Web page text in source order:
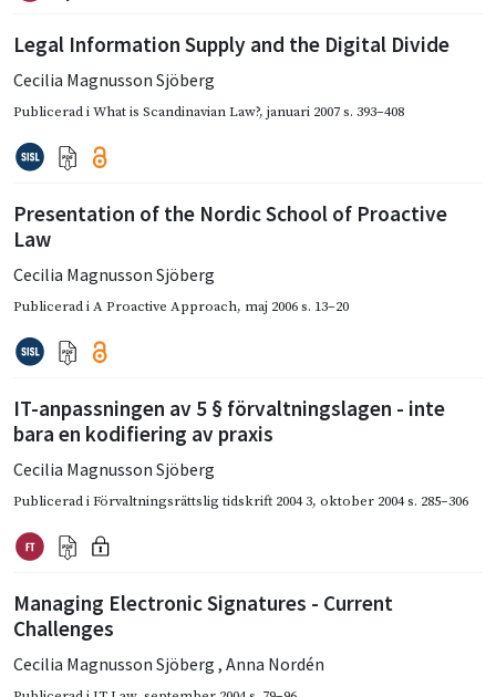
Legal Information Supply and the Digital Divide
Cecilia Magnusson Sjöberg
Publicerad iWhat is Scandinavian Law?, januari 2007s. 393–408
Presentation of the Nordic School of Proactive
Law
Cecilia Magnusson Sjöberg
Publicerad iA Proactive Approach, maj 2006s. 13–20
IT-anpassningen av 5 § förvaltningslagen - inte
bara en kodifiering av praxis
Cecilia Magnusson Sjöberg
Publicerad iFörvaltningsrättslig tidskrift 2004 3, oktober 2004s. 285–306
Managing Electronic Signatures - Current
Challenges
Cecilia Magnusson Sjöberg , Anna Nordén